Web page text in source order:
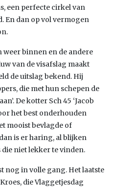
een perfecte cirkel van
En dan op vol vermogen
weer binnen en de andere
van de visafslag maakt
de uitslag bekend. Hij
die met hun schepen de
De kotter Sch 45 ‘Jacob
het best onderhouden
mooist bevlagde of
is er haring, al blijken
niet lekker te vinden.
nog in volle gang. Het laatste
die Vlaggetjesdag